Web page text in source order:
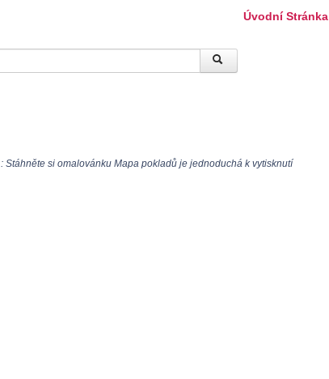
Úvodní Stránka
: Stáhněte si omalovánku Mapa pokladů je jednoduchá k vytisknutí